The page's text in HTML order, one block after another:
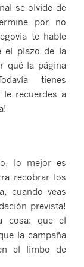
se olvide de
por no
te hable
el plazo de la
qué la página
tienes
recuerdes a
lo mejor es
recobrar los
cuando veas
prevista!
cosa: que el
la campaña
el limbo de